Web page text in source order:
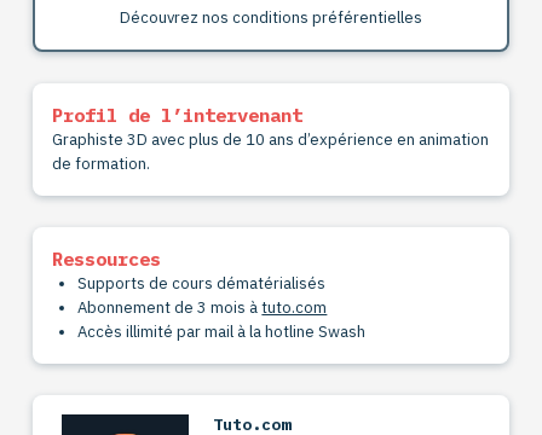
Découvrez nos conditions préférentielles
Profil de l’intervenant
Graphiste 3D avec plus de 10 ans d’expérience en animation
de formation.
Ressources
Supports de cours dématérialisés
Abonnement de 3 mois àtuto.com
Accès illimité par mail à la hotline Swash
Tuto.com